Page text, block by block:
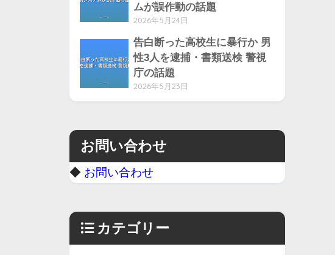
ムが誤作動の話題
2026年5月24日
告白断った高校生に暴行か 男
性3人を逮捕・書類送検 警視
庁の話題
2026年5月23日
お問い合わせ
◆ お問い合わせ
カテゴリー